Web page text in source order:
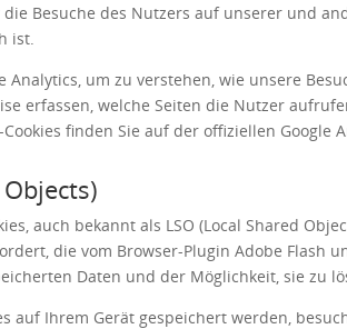
Besuche des Nutzers auf unserer und
ist.
Analytics, um zu verstehen, wie unsere
erfassen, welche Seiten die Nutzer
finden Sie auf der offiziellen Google
auch bekannt als LSO (Local Shared
die vom Browser-Plugin Adobe Flash
Daten und der Möglichkeit, sie zu
auf Ihrem Gerät gespeichert werden,